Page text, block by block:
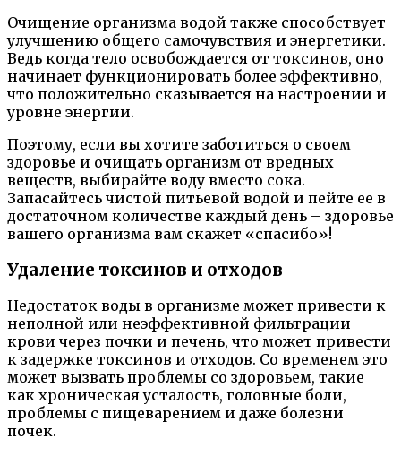
Очищение организма водой также способствует
улучшению общего самочувствия и энергетики.
Ведь когда тело освобождается от токсинов, оно
начинает функционировать более эффективно,
что положительно сказывается на настроении и
уровне энергии.
Поэтому, если вы хотите заботиться о своем
здоровье и очищать организм от вредных
веществ, выбирайте воду вместо сока.
Запасайтесь чистой питьевой водой и пейте ее в
достаточном количестве каждый день – здоровье
вашего организма вам скажет «спасибо»!
Удаление токсинов и отходов
Недостаток воды в организме может привести к
неполной или неэффективной фильтрации
крови через почки и печень, что может привести
к задержке токсинов и отходов. Со временем это
может вызвать проблемы со здоровьем, такие
как хроническая усталость, головные боли,
проблемы с пищеварением и даже болезни
почек.